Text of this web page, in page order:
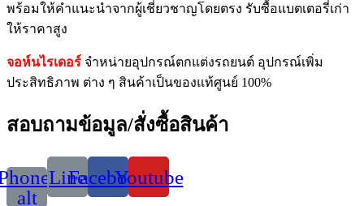
พร้อมให้คำแนะนำจากผู้เชี่ยวชาญโดยตรง รับซื้อแบตเตอรี่เก่า
ให้ราคาสูง
จอห์นไรเดอร์ จำหน่ายอุปกรณ์ตกแต่งรถยนต์ อุปกรณ์เพิ่ม
ประสิทธิภาพ ต่าง ๆ สินค้าเป็นของแท้ศูนย์ 100%
สอบถามข้อมูล/สั่งซื้อสินค้า
alt
LineFacebookYoutube